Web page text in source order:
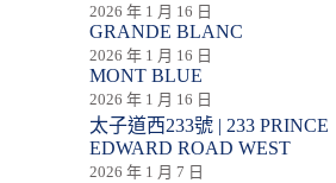
2026 年 1 月 16 日
GRANDE BLANC
2026 年 1 月 16 日
MONT BLUE
2026 年 1 月 16 日
太子道西233號 | 233 PRINCE
EDWARD ROAD WEST
2026 年 1 月 7 日